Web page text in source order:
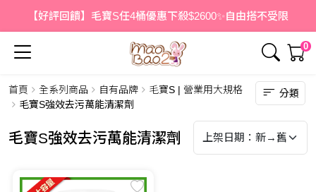
【好評回饋】毛寶S任4桶優惠下殺$2600✨自由搭不受限
0
首頁 全系列商品 自有品牌
毛寶S | 營業用大規格
毛寶S強效去污萬能清潔劑
分類
毛寶S強效去污萬能清潔劑